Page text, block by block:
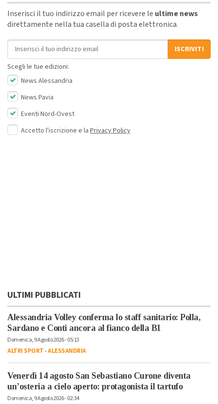
Inserisci il tuo indirizzo email per ricevere le ultime news
direttamente nella tua casella di posta elettronica.
Indirizzo email
ISCRIVITI
Scegli le tue edizioni:
News Alessandria
News Pavia
Eventi Nord-Ovest
Accetto l'iscrizione e la Privacy Policy
ULTIMI PUBBLICATI
Alessandria Volley conferma lo staff sanitario: Polla,
Sardano e Conti ancora al fianco della B1
Domenica, 9 Agosto 2026 - 05:13
ALTRI SPORT-ALESSANDRIA
Venerdì 14 agosto San Sebastiano Curone diventa
un’osteria a cielo aperto: protagonista il tartufo
Domenica, 9 Agosto 2026 - 02:34